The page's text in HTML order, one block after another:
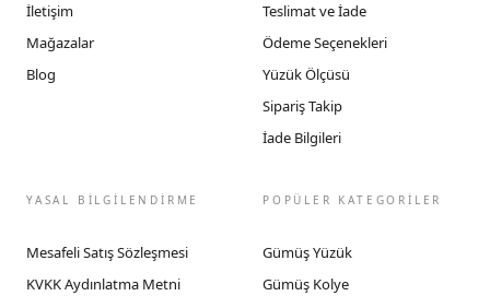
İletişim
Mağazalar
Blog
Teslimat ve İade
Ödeme Seçenekleri
Yüzük Ölçüsü
Sipariş Takip
İade Bilgileri
YASAL BİLGİLENDİRME
Mesafeli Satış Sözleşmesi
KVKK Aydınlatma Metni
POPÜLER KATEGORİLER
Gümüş Yüzük
Gümüş Kolye